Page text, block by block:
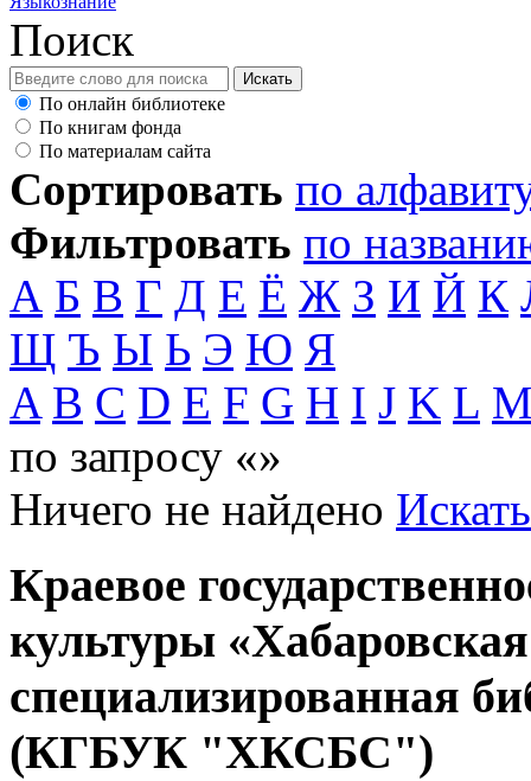
Поиск
По онлайн библиотеке
По книгам фонда
По материалам сайта
Сортировать по
Фильтровать по
А Б В Г Д Е Ё Ж З И Й К
Щ Ъ Ы Ь Э Ю Я
A B C D E F G H I J K L
по запросу «»
Ничего не найдено
Краевое
культуры
специализированная
(КГБУК "ХКСБС")